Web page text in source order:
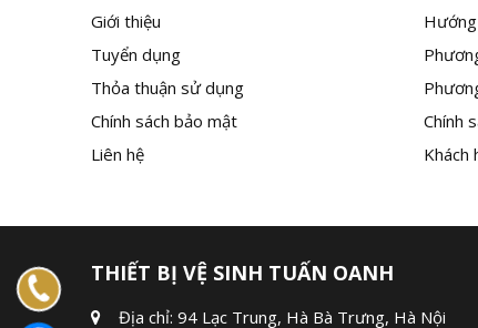
Giới thiệu
Tuyển dụng
Thỏa thuận sử dụng
Chính sách bảo mật
Liên hệ
Chính
Khách
THIẾT BỊ VỆ SINH TUẤN OANH
Địa chỉ: 94 Lạc Trung, Hà Bà Trưng, Hà Nội